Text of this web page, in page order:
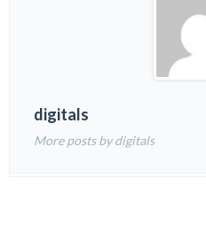
digitals
More posts by digitals